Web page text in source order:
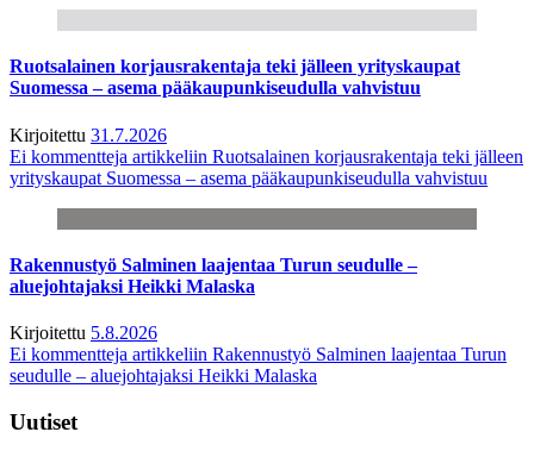
Ruotsalainen korjausrakentaja teki jälleen yrityskaupat
Suomessa – asema pääkaupunkiseudulla vahvistuu
Kirjoitettu 31.7.2026
Ei kommentteja artikkeliin Ruotsalainen korjausrakentaja teki jälleen
yrityskaupat Suomessa – asema pääkaupunkiseudulla vahvistuu
Rakennustyö Salminen laajentaa Turun seudulle –
aluejohtajaksi Heikki Malaska
Kirjoitettu 5.8.2026
Ei kommentteja artikkeliin Rakennustyö Salminen laajentaa Turun
seudulle – aluejohtajaksi Heikki Malaska
Uutiset